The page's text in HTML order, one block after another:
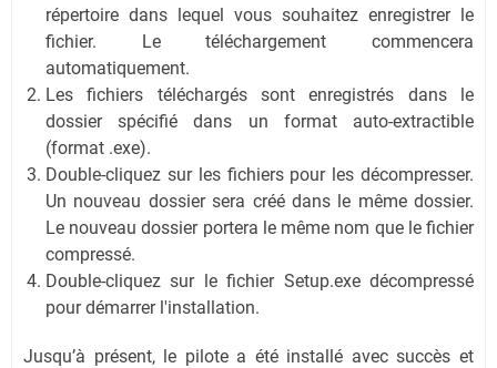
répertoire dans lequel vous souhaitez enregistrer le
fichier. Le téléchargement commencera
automatiquement.
Les fichiers téléchargés sont enregistrés dans le
dossier spécifié dans un format auto-extractible
(format .exe).
Double-cliquez sur les fichiers pour les décompresser.
Un nouveau dossier sera créé dans le même dossier.
Le nouveau dossier portera le même nom que le fichier
compressé.
Double-cliquez sur le fichier Setup.exe décompressé
pour démarrer l'installation.
Jusqu’à présent, le pilote a été installé avec succès et